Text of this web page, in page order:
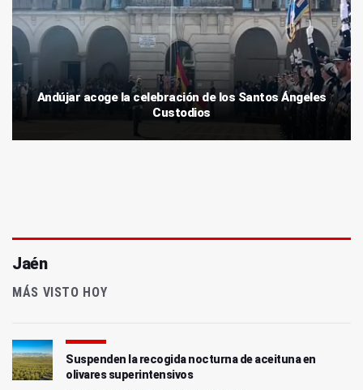
Andújar acoge la celebración de los Santos Ángeles
Custodios
Jaén
MÁS VISTO HOY
Suspenden la recogida nocturna de aceituna en
olivares superintensivos